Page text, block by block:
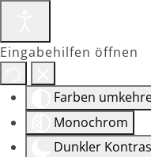
Eingabehilfen öffnen
Farben
Monochrom
Dunkler